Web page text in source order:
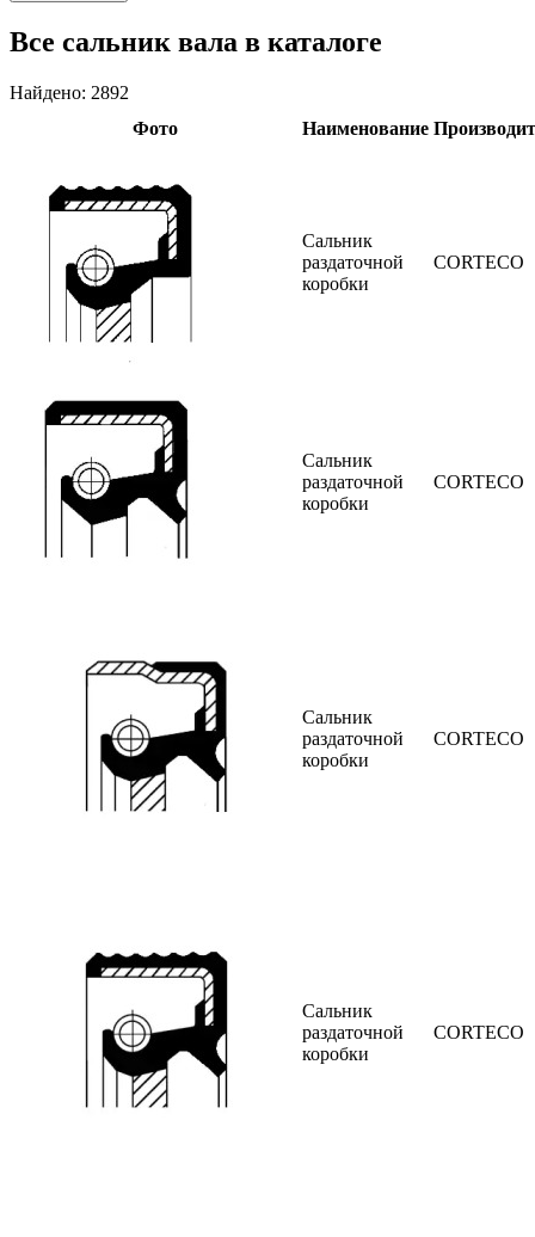
Все сальник вала в каталоге
Найдено: 2892
Фото
Наименование
Сальник
раздаточной
коробки
CORTECO
Сальник
раздаточной
коробки
CORTECO
Сальник
раздаточной
коробки
CORTECO
Сальник
раздаточной
коробки
CORTECO